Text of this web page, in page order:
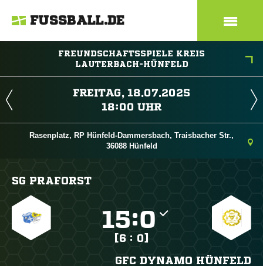
FUSSBALL.DE
FREUNDSCHAFTSSPIELE KREIS
LAUTERBACH-HÜNFELD
 
 
Rasenplatz, RP Hünfeld-Dammersbach, Traisbacher Str.,
36088 Hünfeld
SG PRAFORST
:
[6 : 0]
GFC DYNAMO HÜNFELD